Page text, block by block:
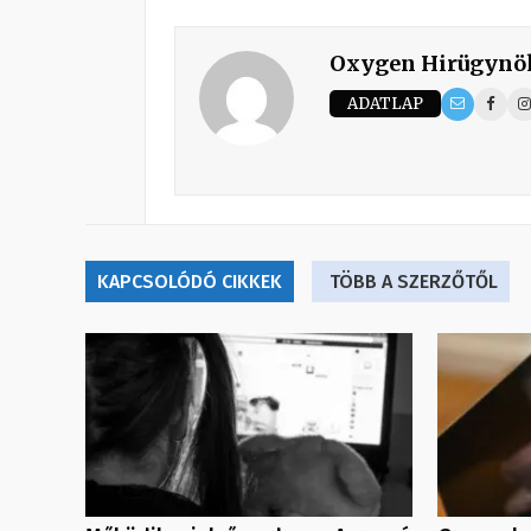
Oxygen
ADATLAP
KAPCSOLÓDÓ CIKKEK TÖBB A SZERZŐTŐL